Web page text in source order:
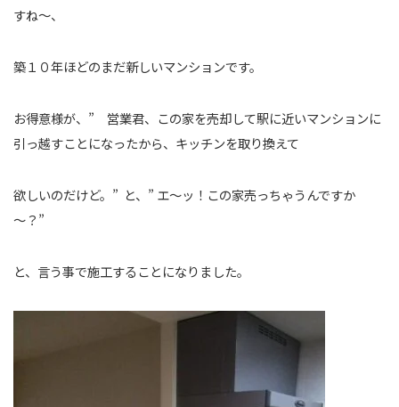
すね～、
築１０年ほどのまだ新しいマンションです。
お得意様が、” 営業君、この家を売却して駅に近いマンションに
引っ越すことになったから、キッチンを取り換えて
欲しいのだけど。” と、” エ～ッ！この家売っちゃうんですか
～？”
と、言う事で施工することになりました。